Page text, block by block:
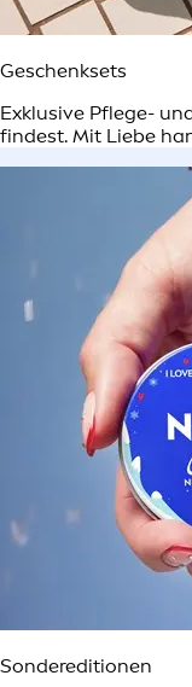
Geschenksets
Exklusive Pflege-
findest. Mit Liebe
Sondereditionen